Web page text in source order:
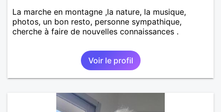
La marche en montagne ,la nature, la musique,
photos, un bon resto, personne sympathique,
cherche à faire de nouvelles connaissances .
Voir le profil